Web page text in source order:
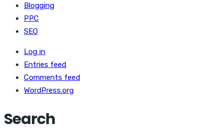
Blogging
PPC
SEO
Log in
Entries feed
Comments feed
WordPress.org
Search